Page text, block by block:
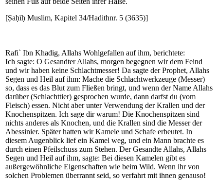
[Ṣaḥīḥ Muslim, Kapitel 34/Hadithnr. 5 (3635)]
Rafi` Ibn Khadig, Allahs Wohlgefallen auf ihm, berichtete:
Ich sagte: O Gesandter Allahs, morgen begegnen wir dem Feind
und wir haben keine Schlachtmesser! Da sagte der Prophet, Allahs
Segen und Heil auf ihm: Mache die Schlachtwerkzeuge (Messer)
so, dass es das Blut zum Fließen bringt, und wenn der Name Allahs
darüber (Schlachttier) gesprochen wurde, dann darfst du (vom
Fleisch) essen. Nicht aber unter Verwendung der Krallen und der
Knochenspitzen. Ich sage dir warum! Die Knochenspitzen sind
nichts anderes als Knochen, und die Krallen sind die Messer der
Abessinier. Später hatten wir Kamele und Schafe erbeutet. In
diesem Augenblick lief ein Kamel weg, und ein Mann brachte es
durch einen Pfeilschuss zum Stehen. Der Gesandte Allahs, Allahs
Segen und Heil auf ihm, sagte: Bei diesen Kamelen gibt es
außergewöhnliche Eigenschaften wie beim Wild. Wenn ihr von
solchen Problemen überrannt seid, so verfahrt mit ihnen genauso!